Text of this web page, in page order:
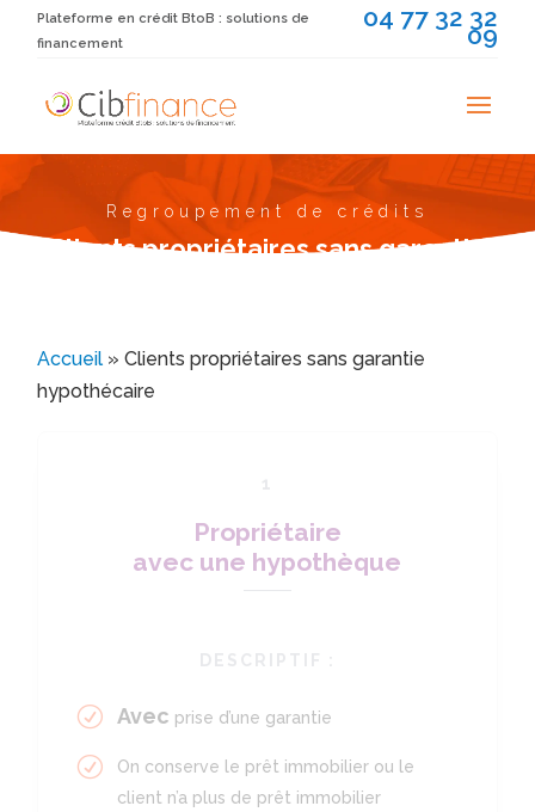
Plateforme en crédit BtoB : solutions de
financement
04 77 32 32
09
Regroupement de crédits
Clients propriétaires sans garantie
Accueil »Clients propriétaires sans garantie
hypothécaire
Propriétaire
avec une hypothèque
Avec prise d’une garantie
On conserve le prêt immobilier ou le
client n’a plus de prêt immobilier